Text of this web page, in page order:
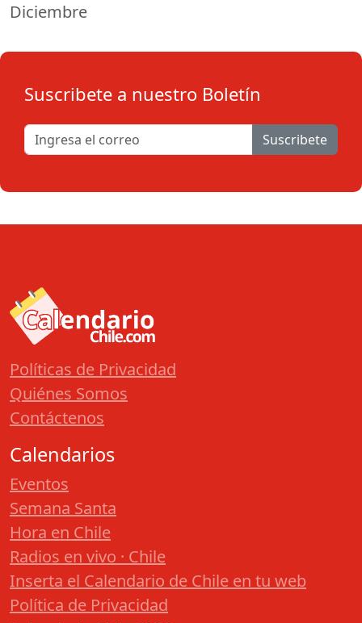
Diciembre
Suscribete a nuestro Boletín
Suscribete
Políticas de Privacidad
Quiénes Somos
Contáctenos
Calendarios
Eventos
Semana Santa
Hora en Chile
Radios en vivo · Chile
Inserta el Calendario de Chile en tu web
Política de Privacidad